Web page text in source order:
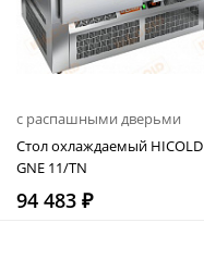
с распашными дверьми
Стол охлаждаемый HICOLD
GNE 11/TN
94 483 ₽